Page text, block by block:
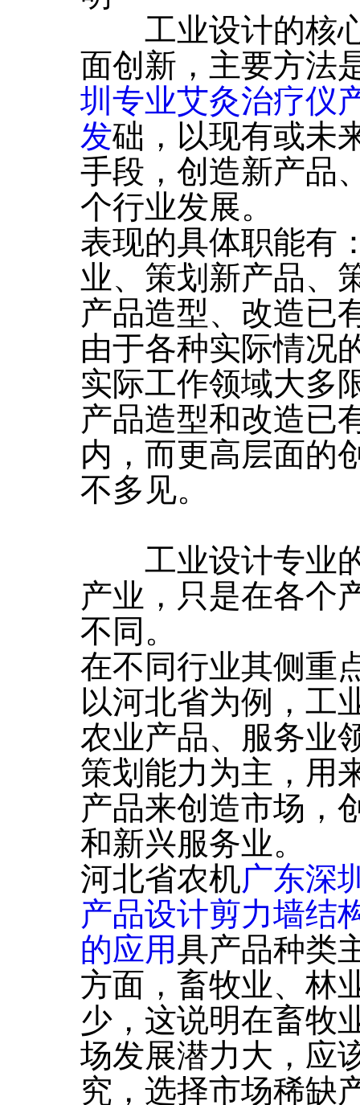
工业设计的核心
面创新，主要方法
圳专业艾灸治疗仪
发础，以现有或未
手段，创造新产品
个行业发展。
表现的具体职能有
业、策划新产品、
产品造型、改造已
由于各种实际情况
实际工作领域大多
产品造型和改造已
内，而更高层面的
不多见。
工业设计专业的
产业，只是在各个
不同。
在不同行业其侧重
以河北省为例，工
农业产品、服务业
策划能力为主，用
产品来创造市场，
和新兴服务业。
河北省农机广东深
产品设计剪力墙结
的应用具产品种类
方面，畜牧业、林
少，这说明在畜牧
场发展潜力大，应
究，选择市场稀缺